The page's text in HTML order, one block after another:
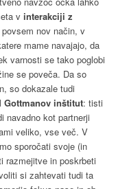
v interakciji z
nov način, v
mame navajajo, da
varnosti se tako poglobi
se poveča. Da so
so dokazale tudi
Gottmanov inštitut: tisti
navadno kot partnerji
veliko, vse več. V
sporočati svoje (in
razmejitve in poskrbeti
si zahtevati tudi ta